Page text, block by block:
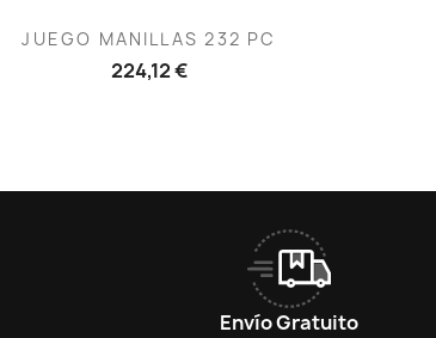
Vista rápida
JUEGO MANILLAS 232 PC
224,12 €
Envío Gratuito